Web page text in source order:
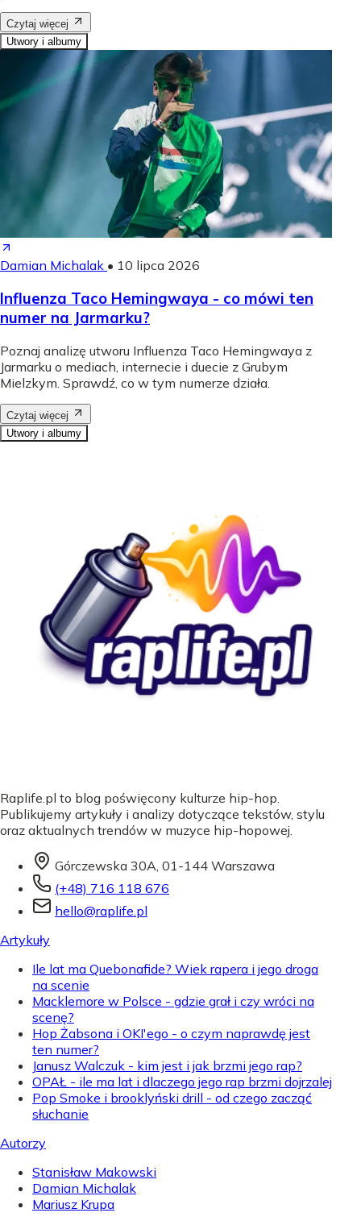
Czytaj więcej
Utwory i albumy
Damian Michalak • 10 lipca 2026
Influenza Taco Hemingwaya - co mówi ten
numer na Jarmarku?
Poznaj analizę utworu Influenza Taco Hemingwaya z
Jarmarku o mediach, internecie i duecie z Grubym
Mielzkym. Sprawdź, co w tym numerze działa.
Czytaj więcej
Utwory i albumy
Raplife.pl to blog poświęcony kulturze hip-hop.
Publikujemy artykuły i analizy dotyczące tekstów, stylu
oraz aktualnych trendów w muzyce hip-hopowej.
Górczewska 30A, 01-144 Warszawa
(+48) 716 118 676
hello@raplife.pl
Artykuły
Ile lat ma Quebonafide? Wiek rapera i jego droga
na scenie
Macklemore w Polsce - gdzie grał i czy wróci na
scenę?
Hop Żabsona i OKI'ego - o czym naprawdę jest
ten numer?
Janusz Walczuk - kim jest i jak brzmi jego rap?
OPAŁ - ile ma lat i dlaczego jego rap brzmi dojrzalej
Pop Smoke i brooklyński drill - od czego zacząć
słuchanie
Autorzy
Stanisław Makowski
Damian Michalak
Mariusz Krupa